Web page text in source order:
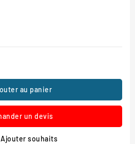
au panier
un devis
Ajouter souhaits